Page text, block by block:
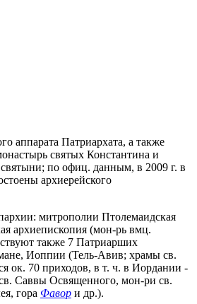
аппарата Патриархата, а также
святых Константина и
по офиц. данным, в 2009 г. в
архиерейского
митрополии Птолемаидская
архиепископия (мон-рь вмц.
также 7 Патриарших
Иоппии (Тель-Авив; храмы св.
ок. 70 приходов, в т. ч. в Иордании -
Саввы Освященного, мон-ри св.
гора Фавор и др.).